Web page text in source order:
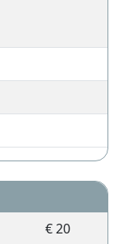
€ 20